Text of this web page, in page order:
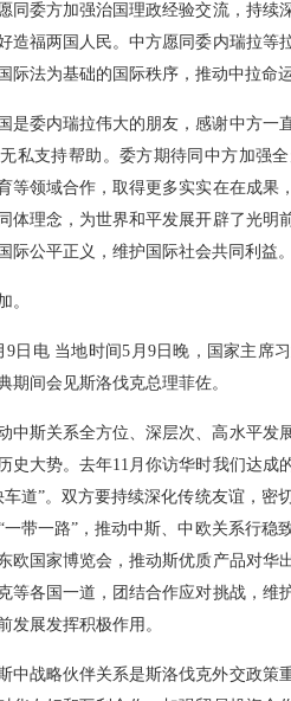
同委方加强治国理政经验交流，持续
造福两国人民。中方愿同委内瑞拉等
际法为基础的国际秩序，推动中拉命
是委内瑞拉伟大的朋友，感谢中方一
私支持帮助。委方期待同中方加强
等领域合作，取得更多实实在在成果
体理念，为世界和平发展开辟了光明
际公平正义，维护国际社会共同利益。
。
9日电 当地时间5月9日晚，国家主席
期间会见斯洛伐克总理菲佐。
中斯关系全方位、深层次、高水平发
史大势。去年11月你访华时我们达成
道”。双方要持续深化传统友谊，密
带一路”，推动中斯、中欧关系行稳
欧国家博览会，推动斯优质产品对华
等各国一道，团结合作应对挑战，维
发展发挥积极作用。
中战略伙伴关系是斯洛伐克外交政策